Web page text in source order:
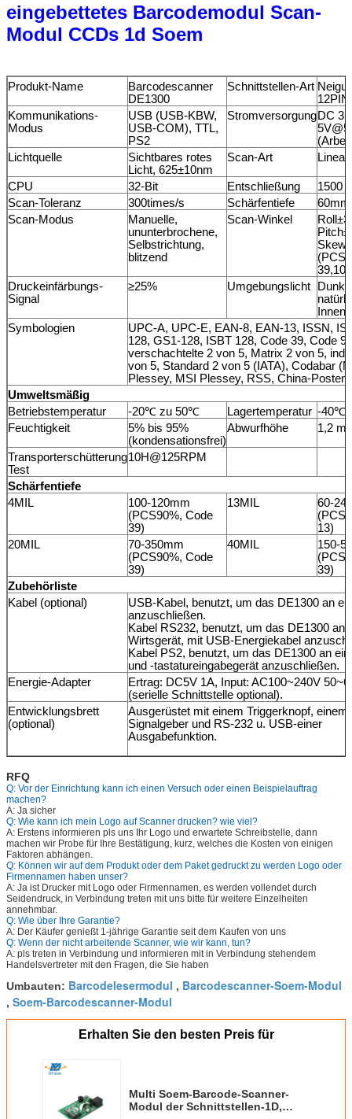
eingebettetes Barcodemodul Scan-
Modul CCDs 1d Soem
Produkt-Name
Barcodescanner
DE1300
Schnittstellen-Art
12PIN
Kommunikations-
Modus
USB (USB-KBW,
USB-COM), TTL,
PS2
StromversorgungDC
Lichtquelle
Sichtbares rotes
Licht, 625±10nm
Scan-Art
CPU 32-Bit Entschließung
1500
Scan-Toleranz
300times/s Schärfentiefe
Scan-Modus
Manuelle,
ununterbrochene,
Selbstrichtung,
blitzend
Scan-Winkel
Druckeinfärbungs-
Signal
≥25% Umgebungslicht
Symbologien
UPC-A, UPC-E, EAN-8, EAN-13, ISSN,
128, GS1-128, ISBT 128, Code 39, Code
verschachtelte 2 von 5, Matrix 2 von 5,
von 5, Standard 2 von 5 (IATA), Codabar
Plessey, MSI Plessey, RSS, China-
Umweltsmäßig
Betriebstemperatur
-20℃ zu 50℃ Lagertemperatur -40℃
Feuchtigkeit
5% bis 95%
(kondensationsfrei)
Abwurfhöhe 1,2 m
Transporterschütterung
Test
10H@125RPM
Schärfentiefe
4MIL
100-120mm
(PCS90%, Code
39)
13MIL
60-
13)
20MIL
70-350mm
(PCS90%, Code
39)
40MIL
150-
39)
Zubehörliste
Kabel (optional)
USB-Kabel, benutzt, um das DE1300 an
anzuschließen.
Kabel RS232, benutzt, um das DE1300 an
Wirtsgerät, mit USB-Energiekabel
Kabel PS2, benutzt, um das DE1300 an
und -tastatureingabegerät anzuschließen.
Energie-Adapter
Ertrag: DC5V 1A, Input: AC100~240V
(serielle Schnittstelle optional).
Entwicklungsbrett
(optional)
Ausgerüstet mit einem Triggerknopf, einem
Signalgeber und RS-232 u. USB-einer
Ausgabefunktion.
RFQ
Q: Vor der Einrichtung kann ich einen Versuch oder einen Beispielauftrag
machen?
A: Ja sicher
Q: Wie kann ich mein Logo auf Scanner drucken? wie viel?
A: Erstens informieren pls uns Ihr Logo und erwartete Schreibstelle, dann
machen wir Probe für Ihre Bestätigung, kurz, welches die Kosten von einigen
Faktoren abhängen.
Q: Können wir auf dem Produkt oder dem Paket gedruckt zu werden Logo oder
Firmennamen haben unser?
A: Ja ist Drucker mit Logo oder Firmennamen, es werden vollendet durch
Seidendruck, in Verbindung treten mit uns bitte für weitere Einzelheiten
annehmbar.
Q: Wie über Ihre Garantie?
A: Der Käufer genießt 1-jährige Garantie seit dem Kaufen von uns
Q: Wenn der nicht arbeitende Scanner, wie wir kann, tun?
A: pls treten in Verbindung und informieren mit in Verbindung stehendem
Handelsvertreter mit den Fragen, die Sie haben
Umbauten: Barcodelesermodul , Barcodescanner-Soem-Modul
, Soem-Barcodescanner-Modul
Erhalten Sie den besten Preis für
Multi Soem-Barcode-Scanner-
Modul der Schnittstellen-1D,